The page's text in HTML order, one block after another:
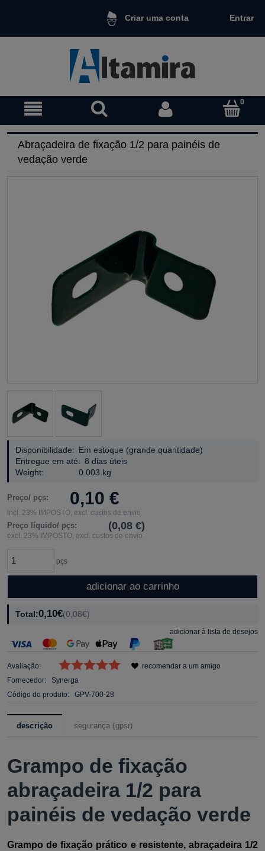
Criar uma conta Entrar
Abraçadeira de fixação 1/2 para painéis de
vedação verde
Disponibilidade: Em estoque (grande quantidade)
Entregue em até: 8 dias úteis
Weight:
0.003 kg
Preço/ pçs: 0,10 €
incl. 23% IMPOSTO, excl. custos de envio
Preço líquido/ pçs: (0,08 €)
excl. 23% IMPOSTO, excl. custos de envio
pçs
adicionar ao carrinho
Total:0,10€(0,08€)
adicionar à lista de desejos
Avaliação:
Fornecedor:
Synerga
Código do produto:
GPV-700-28
recomendar a um amigo
descrição segurança (gpsr)
Grampo de fixação
abraçadeira 1/2 para
painéis de vedação verde
Grampo de fixação prático e resistente, abraçadeira 1/2